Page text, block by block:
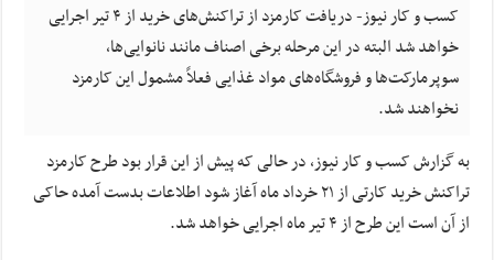
کسب و کار نیوز- دریافت کارمزد از تراکنش‌های خرید از ۴ تیر اجرایی
خواهد شد البته در این مرحله برخی اصناف مانند نانوایی‌ها،
سوپرمارکت‌ها و فروشگاه‌های مواد غذایی فعلاً مشمول این کارمزد
نخواهند شد.
به گزارش کسب و کار نیوز، در حالی که پیش از این قرار بود طرح کارمزد
تراکنش خرید کارتی از ۲۱ خرداد ماه آغاز شود اطلاعات بدست آمده حاکی
از آن است این طرح از ۴ تیر ماه اجرایی خواهد شد.